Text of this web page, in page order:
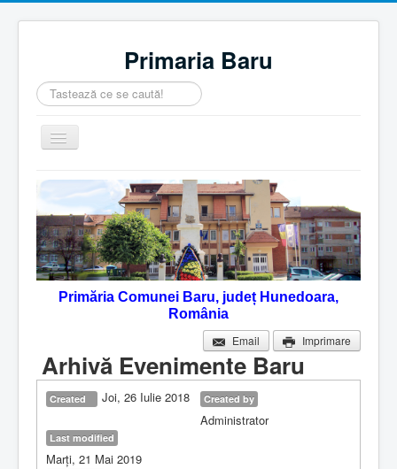
Primaria Baru
Căutare
...
Comută
navigarea
Home
Despre noi
Noutăţi
Contact
Servicii Online
Primăria Comunei Baru, județ Hunedoara,
România
Email
Imprimare
Arhivă Evenimente Baru
Created Joi, 26 Iulie 2018 Created by
Administrator
Last modified
Marți, 21 Mai 2019